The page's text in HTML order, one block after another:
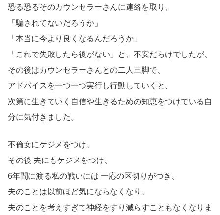
恐る恐るそのカウンセラーさんに連絡を取り、
「騙されてないだろうか」
「本当に今より良くなるんだろうか」
「これで失敗したら後がない」と、不安だらけでしたが、
その後はカウンセラーさんとの二人三脚で、
アドバイスを一つ一つ実行し行動していくと、
次第に生きていく自信や生きるための知恵をつけている自
分に気付きました。
不倫女にケジメをつけ、
その後 夫にもケジメをつけ、
6年間に渡る私の戦いには 一応の区切りがつき、
夫のことは以前ほど気にならなくなり、
夫のことを考えすぎて神経をすり減らすこともなくなりま